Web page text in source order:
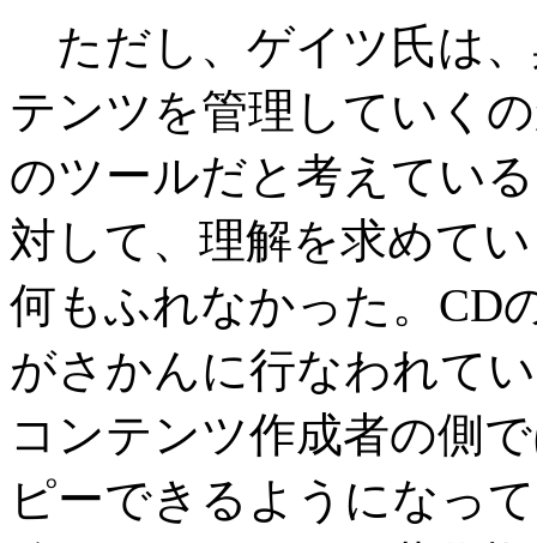
ただし、ゲイツ氏は
テンツを管理していく
のツールだと考えてい
対して、理解を求めて
何もふれなかった。CD
がさかんに行なわれて
コンテンツ作成者の側
ピーできるようになっ